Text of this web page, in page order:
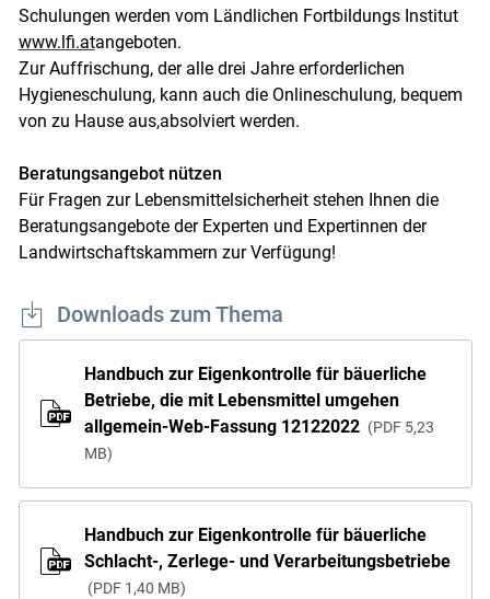
Schulungen werden vom Ländlichen Fortbildungs Institut
www.lfi.atangeboten.
Zur Auffrischung, der alle drei Jahre erforderlichen
Hygieneschulung, kann auch die Onlineschulung, bequem
von zu Hause aus,absolviert werden.
Beratungsangebot nützen
Für Fragen zur Lebensmittelsicherheit stehen Ihnen die
Beratungsangebote der Experten und Expertinnen der
Landwirtschaftskammern zur Verfügung!
Downloads zum Thema
Handbuch zur Eigenkontrolle für bäuerliche
Betriebe, die mit Lebensmittel umgehen
allgemein-Web-Fassung 12122022
PDF 5,23
MB
Handbuch zur Eigenkontrolle für bäuerliche
Schlacht-, Zerlege- und Verarbeitungsbetriebe
PDF 1,40 MB